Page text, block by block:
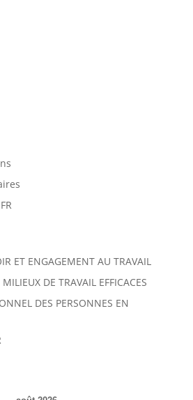
ET ENGAGEMENT AU TRAVAIL
MILIEUX DE TRAVAIL EFFICACES
DES PERSONNES EN